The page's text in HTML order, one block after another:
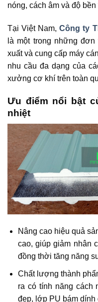
nóng, cách âm và độ
Tại Việt Nam,Công ty
là một trong những
xuất và cung cấp máy
nhu cầu đa dạng của
xưởng cơ khí trên toàn
Ưu điểm nổi bật
nhiệt
Nâng cao hiệu quả
cao, giúp giảm nhân
đồng thời tăng năng
Chất lượng thành
ra có tính năng cách
đẹp, lớp PU bám dính